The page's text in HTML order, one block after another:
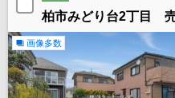
柏市みどり台2丁目
画像多数